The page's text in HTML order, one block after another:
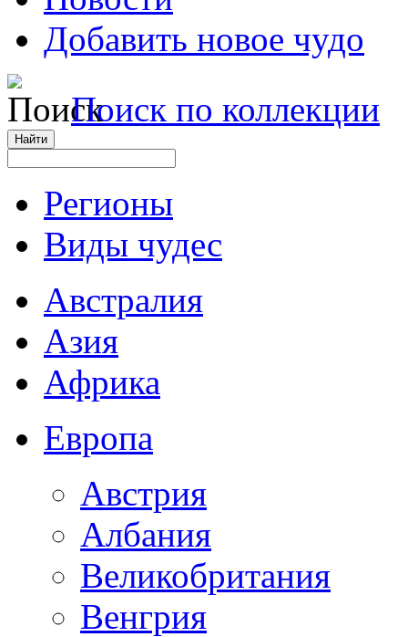
Добавить новое чудо
Поиск по коллекции
Регионы
Виды чудес
Австралия
Азия
Африка
Европа
Австрия
Албания
Великобритания
Венгрия